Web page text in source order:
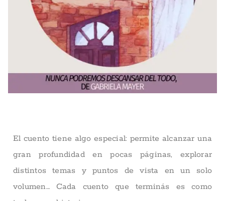
El cuento tiene algo especial: permite alcanzar una
gran profundidad en pocas páginas, explorar
distintos temas y puntos de vista en un solo
volumen… Cada cuento que terminás es como